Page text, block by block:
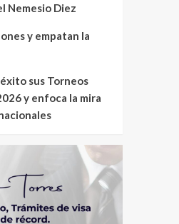
Nemesio Diez
y empatan la
sus Torneos
y enfoca la mira